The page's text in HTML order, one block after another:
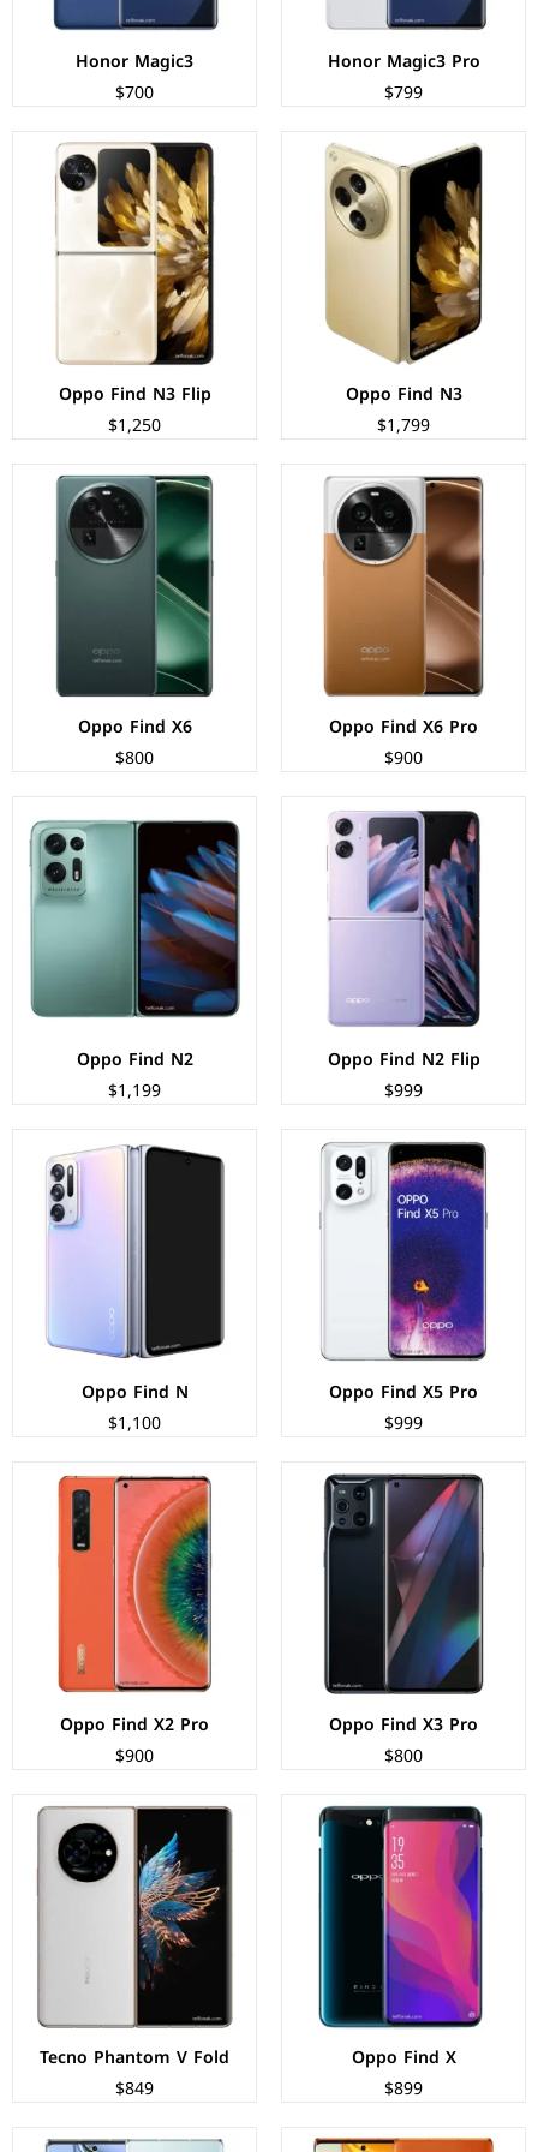
Honor Magic3 Pro
$799
Honor Magic3
$700
Oppo Find N3
$1,799
Oppo Find N3 Flip
$1,250
Oppo Find X6 Pro
$900
الشاشة:LTPO3 AMOLED بحجم 6.82 بوصة بدقة QHD+
المعالج:Qualcomm SM8550-AC Snapdragon 8 Gen 2
الكاميرات:خلفية 50+50+50 م.ب/ امامية 32 م.ب.
الذاكرة+الرام:256/512 + 12/16 جيجابايت
نظام التشغيل:Android 13
البطارية:5000 ملي أمبير - 100 واط
عرض المواصفات ←
Oppo Find X6
$800
الشاشة:AMOLED بحجم 6.74 بوصة بدقة 1240px
المعالج:Mediatek MT6985 Dimensity 9200
الكاميرات:خلفية 50+50+50 م.ب/ امامية 32 م.ب.
الذاكرة+الرام:256/512 + 12/16 جيجابايت
نظام التشغيل:
البطارية:4800 ملي أمبير - 80 واط
عرض المواصفات ←
Oppo Find N2 Flip
$999
الشاشة:LTPO2 AMOLED بحجم 6.8 بوصة بدقة FHD+
المعالج:+Mediatek MT6983W/CZA Dimensity 9000
الكاميرات:خلفية 50+8 م.ب/ امامية 32 م.ب.
الذاكرة+الرام:
نظام التشغيل:
البطارية: 4300 ملي امبير - 44 واط
عرض المواصفات ←
Oppo Find N2
$1,199
الشاشة:LTPO2 AMOLED بحجم 7.1 بوصة بدقة 1792px
المعالج:Qualcomm SM8475 Snapdragon 8+ Gen 1
الكاميرات:خلفية 50+32+48 م.ب/ امامية 32+32 م.ب.
الذاكرة+الرام:
نظام التشغيل:
البطارية:4520 ملي امبير - 67 واط
عرض المواصفات ←
Oppo Find X5 Pro
$999
الشاشة:AMOLED بحجم 6.7 بوصة بدقة QHD+
المعالج:Qualcomm SM8450 Snapdragon 8 Gen 1
الكاميرات:خلفية 50+13+50 م.ب/ امامية 32 م.ب.
الذاكرة+الرام:256/512 + 8/12 جيجابايت
نظام التشغيل:
البطارية:5000 ملي أمبير - 80 واط
عرض المواصفات ←
Oppo Find N
$1,100
الشاشة:
المعالج:Qualcomm SM8350 Snapdragon 888 5G
الكاميرات:خلفية 50+13+16 م.ب/ امامية 32+32 م.ب.
الذاكرة+الرام:256/512 + 8/12 جيجابايت
نظام التشغيل:Android 11
البطارية:4500 ملي امبير - 33 واط
عرض المواصفات ←
Oppo Find X3 Pro
$800
الشاشة:LTPO2 AMOLED بحجم 6.7 بوصة بدقة QHD+
المعالج:
الكاميرات: خلفية 50+13+50+3 م.ب/ امامية 32 م.ب.
الذاكرة+الرام:
نظام التشغيل:Android 11
البطارية:4500 ملي أمبير - 65 واط
عرض المواصفات ←
Oppo Find X2 Pro
$900
خلفية 48+13+48 م.ب/ امامية 32 م.ب.
Oppo Find X
$899
الشاشة:AMOLED بحجم 6.42 بوصة بدقة FHD+
المعالج:
Qualcomm SDM845 Snapdragon 845
الكاميرات: خلفية 16+20 م.ب / امامية 25+SL 3D م.ب
الذاكرة+الرام:
نظام التشغيل:Android 8.1 (Oreo)
البطارية:3730 ملي امبير - 20 واط
عرض المواصفات ←
Tecno Phantom V Fold
$849
الشاشة:LTPO2 AMOLED بحجم 7.85" بدقة 2000p
المعالج:Mediatek Dimensity 9000+
الكاميرات:خلفية 50+50+13 م.ب/ امامية 16+32 م.ب.
الذاكرة+الرام:256/512 + 12 جيجابايت
نظام التشغيل:
البطارية:5000 ملي امبير - 45 واط
عرض المواصفات ←
الشاشة:AMOLED بحجم 6.8 بوصة بدقة FHD+
المعالج:
الكاميرات:
الذاكرة+الرام:
256 + 12 جيجابايت
نظام التشغيل: Android 12
البطارية:
عرض المواصفات ←
المعالج:Mediatek MT6983 Dimensity 9000
الكاميرات:خلفية 64+13+2 م.ب/ امامية 32 م.ب.
الذاكرة+الرام:256 + 8 جيجابايت
نظام التشغيل:Android 12
عرض المواصفات ←